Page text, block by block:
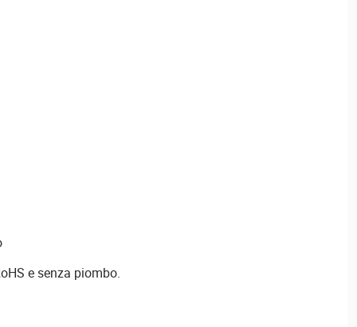
e senza piombo.